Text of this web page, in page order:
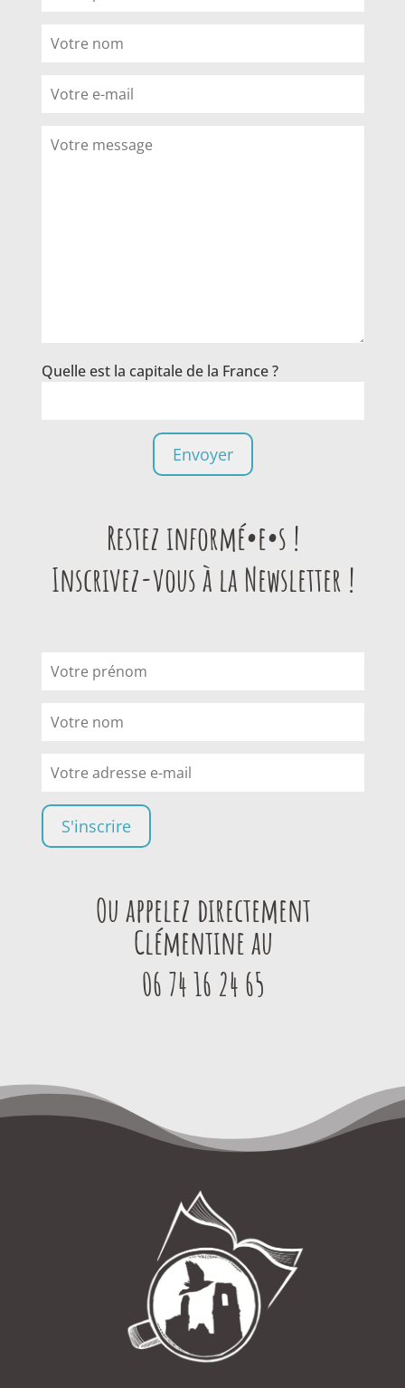
Quelle est la capitale de la France ?
Restez informé•e•s !
Inscrivez-vous à la Newsletter !
Ou appelez directement
Clémentine au
06 74 16 24 65